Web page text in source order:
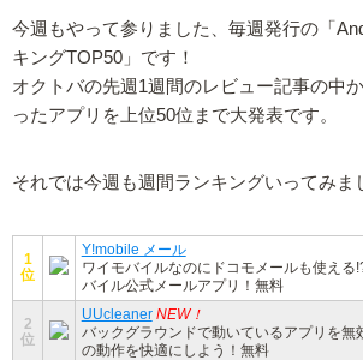
今週もやって参りました、毎週発行の「
キングTOP50」です！
オクトバの先週1週間のレビュー記事の中
ったアプリを上位50位まで大発表です。
それでは今週も週間ランキングいってみま
1
位
Y!mobile メール
ワイモバイルなのにドコモメールも使える
バイル公式メールアプリ！無料
2
位
UUcleaner NEW！
バックグラウンドで動いているアプリを無
の動作を快適にしよう！無料